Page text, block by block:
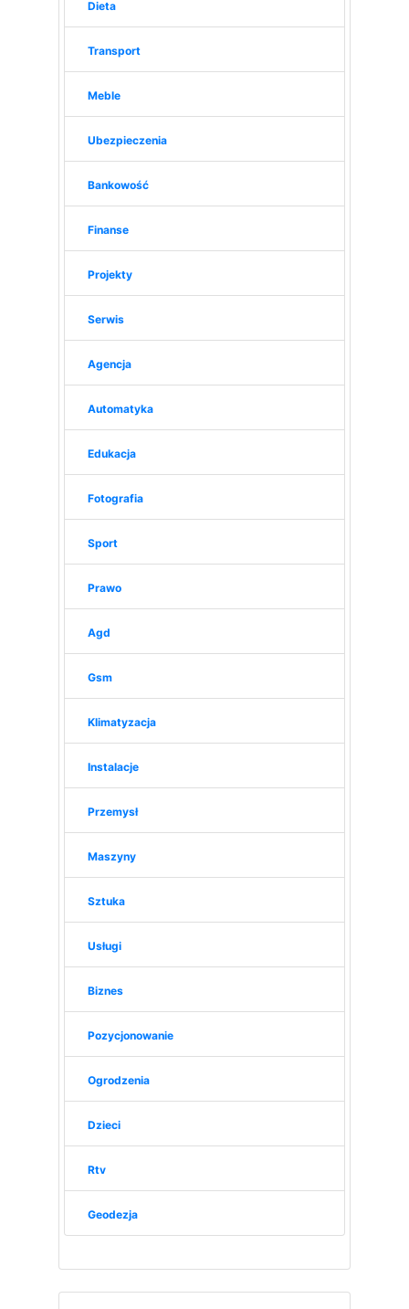
Dieta
Transport
Meble
Ubezpieczenia
Bankowość
Finanse
Projekty
Serwis
Agencja
Automatyka
Edukacja
Fotografia
Sport
Prawo
Agd
Gsm
Klimatyzacja
Instalacje
Przemysł
Maszyny
Sztuka
Usługi
Biznes
Pozycjonowanie
Ogrodzenia
Dzieci
Rtv
Geodezja